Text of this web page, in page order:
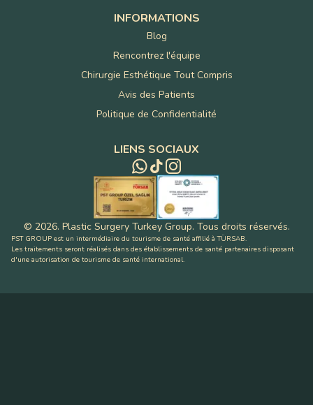
INFORMATIONS
Blog
Rencontrez l'équipe
Chirurgie Esthétique Tout Compris
Avis des Patients
Politique de Confidentialité
LIENS SOCIAUX
© 2026. Plastic Surgery Turkey Group. Tous droits réservés.
PST GROUP est un intermédiaire du tourisme de santé affilié à TÜRSAB.
Les traitements seront réalisés dans des établissements de santé partenaires disposant
d'une autorisation de tourisme de santé international.